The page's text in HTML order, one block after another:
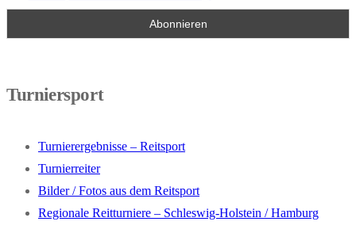
Turniersport
Turnierergebnisse – Reitsport
Turnierreiter
Bilder / Fotos aus dem Reitsport
Regionale Reitturniere – Schleswig-Holstein / Hamburg